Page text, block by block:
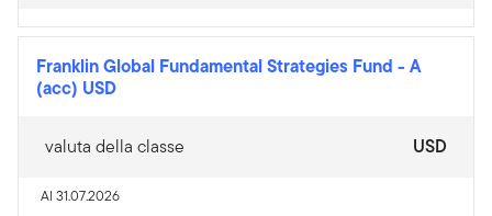
Franklin Global Fundamental Strategies Fund - A
(acc) USD
valuta della classe USD
Al 31.07.2026